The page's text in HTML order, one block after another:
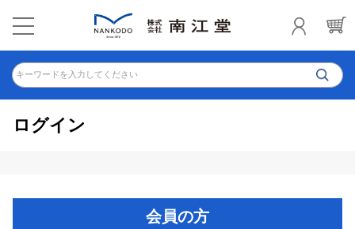
キーワードを入力してください
ログイン
会員の方